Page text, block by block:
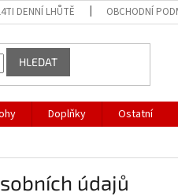
DENNÍ LHŮTĚ OBCHODNÍ
HLEDAT
Doplňky
Ostatní
údajů